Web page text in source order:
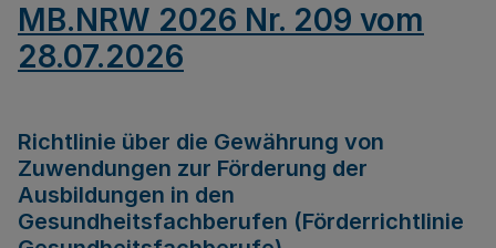
MB.NRW 2026 Nr. 209 vom
28.07.2026
Richtlinie über die Gewährung von
Zuwendungen zur Förderung der
Ausbildungen in den
Gesundheitsfachberufen (Förderrichtlinie